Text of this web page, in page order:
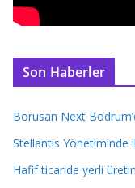
Son Haberler
Borusan Next
Stellantis Yönetiminde
Hafif ticaride yerli